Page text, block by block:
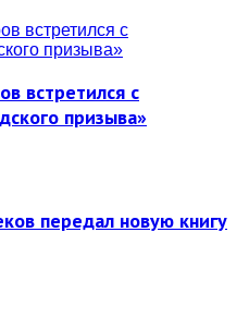
встретился с
призыва»
передал новую книгу